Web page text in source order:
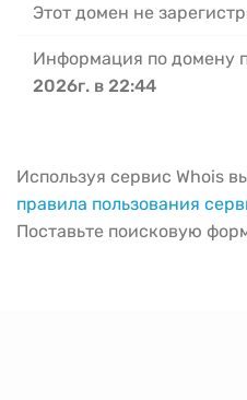
Этот домен не
Информация по домену
2026г. в 22:44
Используя сервис Whois
правила пользования
Поставьте поисковую